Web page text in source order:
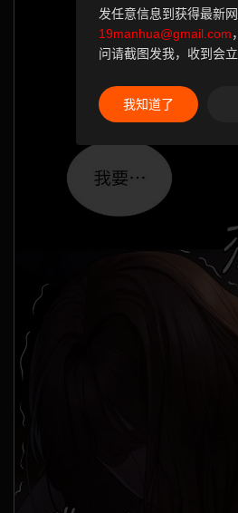
发任意信息到获得最新
19manhua@gmail.com
问请截图发我，收到会立
我知道了